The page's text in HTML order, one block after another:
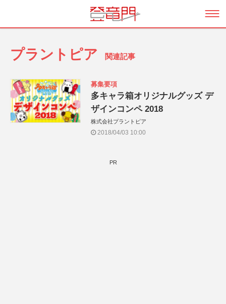
プラントピア 関連記事
募集要項
多キャラ箱オリジナルグッズ デ
ザインコンペ 2018
株式会社プラントピア
2018/04/03 10:00
PR